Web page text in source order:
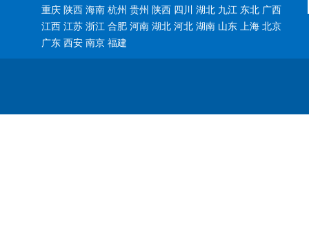
重庆 陕西 海南 杭州 贵州 陕西 四川 湖北 九江 东北 广西
江西 江苏 浙江 合肥 河南 湖北 河北 湖南 山东 上海 北京
广东 西安 南京 福建